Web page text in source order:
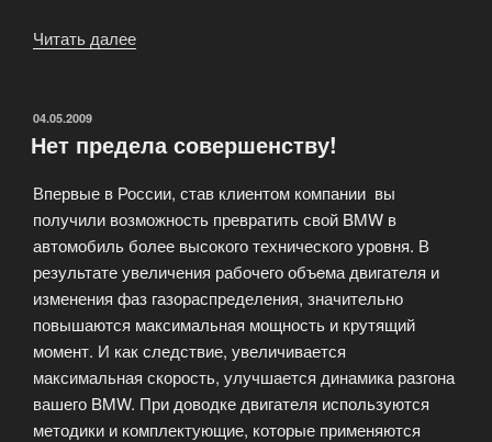
Читать далее
ОПУБЛИКОВАНО
04.05.2009
Нет предела совершенству!
Впервые в России, став клиентом компании вы
получили возможность превратить свой BMW в
автомобиль более высокого технического уровня. В
результате увеличения рабочего объeма двигателя и
изменения фаз газораспределения, значительно
повышаются максимальная мощность и крутящий
момент. И как следствие, увеличивается
максимальная скорость, улучшается динамика разгона
вашего BMW. При доводке двигателя используются
методики и комплектующие, которые применяются